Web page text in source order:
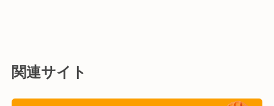
関連サイト